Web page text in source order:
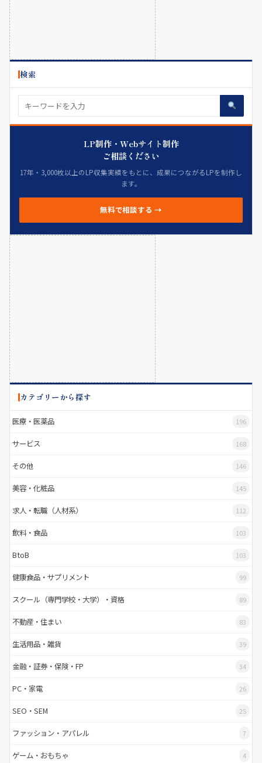
検索
LP制作・Webサイト制作
ご相談ください
17年・3,000枚以上のLP収集実績をもとに、成果につながるLPを制作し
ます。
無料で相談する →
カテゴリーから探す
医療・医薬品 196
サービス 168
その他 146
美容・化粧品 145
求人・転職（人材系） 112
飲料・食品 103
BtoB 103
健康食品・サプリメント 99
スクール（専門学校・大学）・資格 89
不動産・住まい 83
生活用品・雑貨 39
金融・証券・保険・FP 34
PC・家電 26
SEO・SEM 25
ファッション・アパレル 7
ゲーム・おもちゃ 4